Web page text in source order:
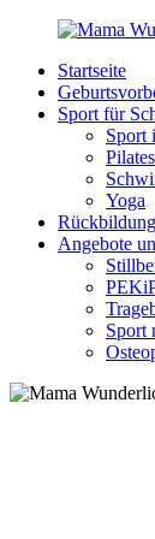
Zurück
Inhalt
Mutti
sein
wunderbar!
Startseite
Sport für
Sport
Yoga
Rückbildung
Angebote
Sport